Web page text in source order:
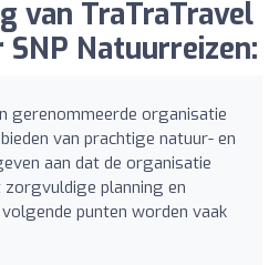
van TraTraTravel
Natuurreizen:
gerenommeerde organisatie
van prachtige natuur- en
aan dat de organisatie
planning en
punten worden vaak